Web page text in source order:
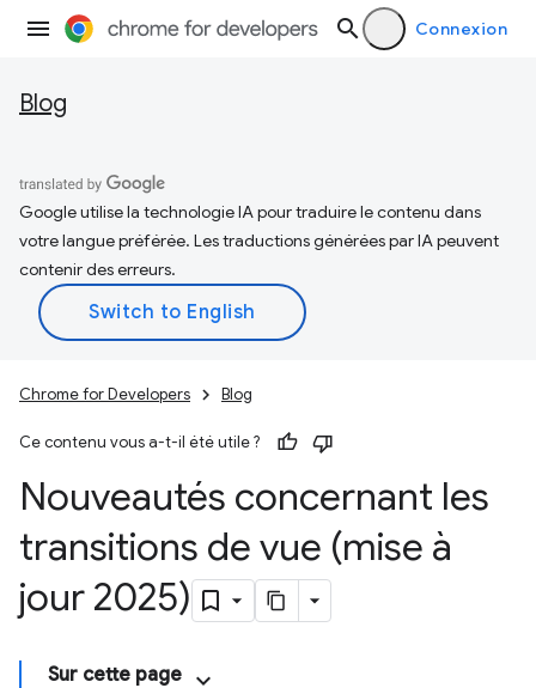
Connexion
Blog
Google utilise la technologie IA pour traduire le contenu dans
votre langue préférée. Les traductions générées par IA peuvent
contenir des erreurs.
Chrome for Developers Blog
Ce contenu vous a-t-il été utile ?
Nouveautés concernant les
transitions de vue (mise à
jour 2025)
Sur cette page